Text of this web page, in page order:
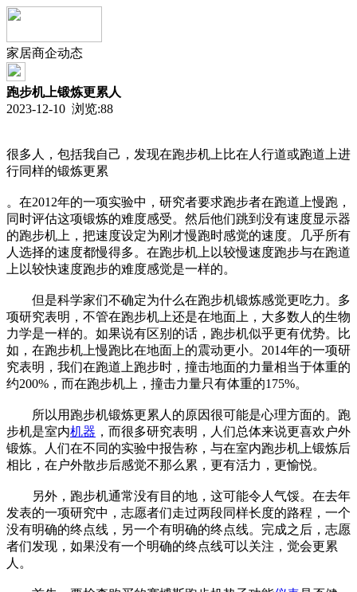
家居商企动态
跑步机上锻炼更累人
2023-12-10 浏览:88
很多人，包括我自己，发现在跑步机上比在人行道或跑道上进
行同样的锻炼更累
。在2012年的一项实验中，研究者要求跑步者在跑道上慢跑，
同时评估这项锻炼的难度感受。然后他们跳到没有速度显示器
的跑步机上，把速度设定为刚才慢跑时感觉的速度。几乎所有
人选择的速度都慢得多。在跑步机上以较慢速度跑步与在跑道
上以较快速度跑步的难度感觉是一样的。
但是科学家们不确定为什么在跑步机锻炼感觉更吃力。多
项研究表明，不管在跑步机上还是在地面上，大多数人的生物
力学是一样的。如果说有区别的话，跑步机似乎更有优势。比
如，在跑步机上慢跑比在地面上的震动更小。2014年的一项研
究表明，我们在跑道上跑步时，撞击地面的力量相当于体重的
约200%，而在跑步机上，撞击力量只有体重的175%。
所以用跑步机锻炼更累人的原因很可能是心理方面的。跑
步机是室内机器 ，而很多研究表明，人们总体来说更喜欢户外
锻炼。人们在不同的实验中报告称，与在室内跑步机上锻炼后
相比，在户外散步后感觉不那么累，更有活力，更愉悦。
另外，跑步机通常没有目的地，这可能令人气馁。在去年
发表的一项研究中，志愿者们走过两段同样长度的路程，一个
没有明确的终点线，另一个有明确的终点线。完成之后，志愿
者们发现，如果没有一个明确的终点线可以关注，觉会更累
人。